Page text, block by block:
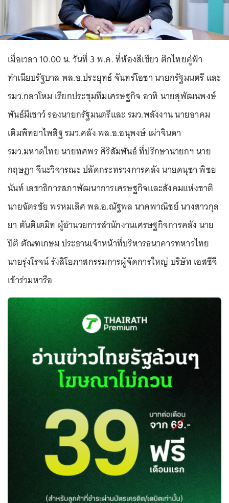
เมื่อเวลา 10.00 น. วันที่ 3 พ.ค. ที่ห้องสีเขียว ตึกไทยคู่ฟ้า
ทำเนียบรัฐบาล พล.อ.ประยุทธ์ จันทร์โอชา นายกรัฐมนตรี และ
รมว.กลาโหม เรียกประชุมทีมเศรษฐกิจ อาทิ นายสุพัฒนพงษ์
พันธ์มีเชาว์ รองนายกรัฐมนตรีและ รมว.พลังงาน นายอาคม
เติมพิทยาไพสิฐ รมว.คลัง พล.อ.อนุพงษ์ เผ่าจินดา
รมว.มหาดไทย นายทศพร ศิริสัมพันธ์ ที่ปรึกษานายกฯ นาย
กฤษฎา จีนะวิจารณะ ปลัดกระทรวงการคลัง นายดนุชา พิชย
นันท์ เลขาธิการสภาพัฒนาการเศรษฐกิจและสังคมแห่งชาติ
นายฉัตรชัย พรหมเลิศ พล.อ.ณัฐพล นาคพาณิชย์ นางสาวกุล
ยา ตันติเตมิท ผู้อำนวยการสำนักงานเศรษฐกิจการคลัง นาย
ปิติ ตัณฑเกษม ประธานเจ้าหน้าที่บริหารธนาคารทหารไทย
นายรุ่งโรจน์ รังสิโยภาสกรรมการผู้จัดการใหญ่ บริษัท เอสซีจี
เข้าร่วมหารือ